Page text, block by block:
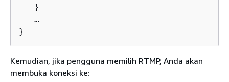
   }
   …
}
Kemudian, jika pengguna memilih RTMP, Anda akan
membuka koneksi ke: